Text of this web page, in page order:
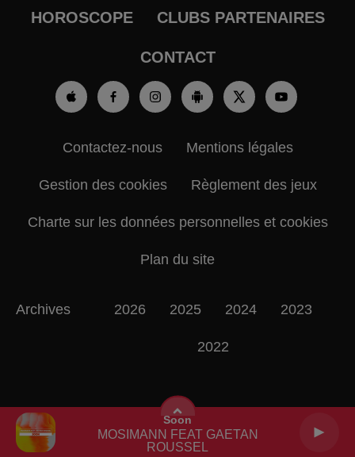
Soon
MOSIMANN FEAT GAETAN
ROUSSEL
HOROSCOPE CLUBS PARTENAIRES
CONTACT
Contactez-nous Mentions légales
Gestion des cookies Règlement des jeux
Charte sur les données personnelles et cookies
Plan du site
Archives 2026 2025 2024 2023
2022